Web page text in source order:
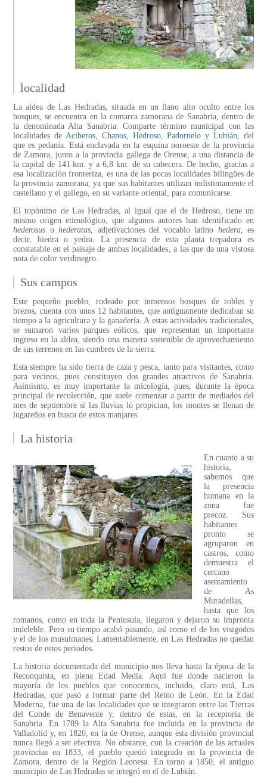
localidad
La aldea de Las Hedradas, situada en un llano alto oculto entre los
bosques, se encuentra en la comarca zamorana de Sanabria, dentro de
la denominada Alta Sanabria. Comparte término municipal con las
localidades de Aciberos, Chanos, Hedroso,Padornelo yLubián, del
que es pedanía. Está enclavada en la esquina noroeste de la provincia
de Zamora, junto a la provincia gallega de Orense, a una distancia de
la capital de 141 km. y a 6,8 km. de su cabecera. De hecho, gracias a
esa localización fronteriza, es una de las pocas localidades bilingües de
la provincia zamorana, ya que sus habitantes utilizan indistintamente el
castellano y el gallego, en su variante oriental, para comunicarse.
El topónimo de Las Hedradas, al igual que el de Hedroso, tiene un
mismo origen etimológico, que algunos autores han identificado en
hederosus o hederatas, adjetivaciones del vocablo latino hedera, es
decir, hiedra o yedra. La presencia de esta planta trepadora es
constatable en el paisaje de ambas localidades, a las que da una vistosa
nota de color verdinegro.
Sus campos
Este pequeño pueblo, rodeado por inmensos bosques de robles y
brezos, cuenta con unos 12 habitantes, que antiguamente dedicaban su
tiempo a la agricultura y la ganadería. A estas actividades tradicionales,
se sumaron varios parques eólicos, que representan un importante
ingreso en la aldea, siendo una manera sostenible de aprovechamiento
de sus terrenos en las cumbres de la sierra.
Esta siempre ha sido tierra de caza y pesca, tanto para visitantes, como
para vecinos, pues constituyen dos grandes atractivos de Sanabria.
Asimismo, es muy importante la micología, pues, durante la época
principal de recolección, que suele comenzar a partir de mediados del
mes de septiembre si las lluvias lo propician, los montes se llenan de
lugareños en busca de estos manjares.
La historia
En cuanto a su
historia,
sabemos que
la presencia
humana en la
zona fue
precoz. Sus
habitantes
pronto se
agruparon en
castros, como
demuestra el
cercano
asentamiento
de As
Muradellas,
hasta que los
romanos, como en toda la Península, llegaron y dejaron su impronta
indeleble. Pero su tiempo acabó pasando, así como el de los visigodos
y el de los musulmanes. Lamentablemente, en Las Hedradas no quedan
restos de estos periodos.
La historia documentada del municipio nos lleva hasta la época de la
Reconquista, en plena Edad Media. Aquí fue donde nacieron la
mayoría de los pueblos que conocemos, incluido, claro está, Las
Hedradas, que pasó a formar parte del Reino de León. En la Edad
Moderna, fue una de las localidades que se integraron entre las Tierras
del Conde de Benavente y, dentro de estas, en la receptoría de
Sanabria. En 1789 la Alta Sanabria fue incluida en la provincia de
Valladolid y, en 1820, en la de Orense, aunque esta división provincial
nunca llegó a ser efectiva. No obstante, con la creación de las actuales
provincias en 1833, el pueblo quedó integrado en la provincia de
Zamora, dentro de la Región Leonesa. En torno a 1850, el antiguo
municipio de Las Hedradas se integró en el de Lubián.